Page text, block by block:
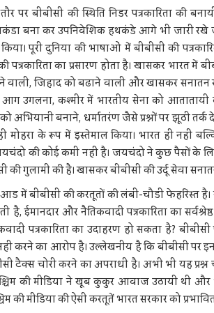
बीबीसी की स्थिति निडर पत्रकारिता की
बना कर उपनिवेशिक हथकंडे आगे भी जारी रखे
पूरी दुनिया की भाषाओं में बीबीसी की
का प्रसारण होता है। खासकर भारत में
जिहाद को बढाने वाली और खासकर सनातन
आग उगलना, कश्मीर में भारतीय सेना को
अभियानी बनाने, धर्मातरंण जैसे प्रश्नों पर झूठी
मोहरा के रूप में इस्तेमाल किया। भारत ही
की कोई कमी नहीं है। जयचंदो ने कुछ पैसों के
की गुलामी की है। खासकर बीबीसी की उर्दू सेवा
आड में बीबीसी की करतूतों की लंबी-चौडी
ईमानदार और नैतिकवादी पत्रकारिता का
पत्रकारिता का उदाहरण हो सकता है?
करने का आरोप है। उल्लेखनीय है कि बीबीसी पर
टैक्स चोरी करने का अपराधी है। अभी भी यह
की मीडिया ने खूब कुकुर आवाज उठायी थी और
की मीडिया की ऐसी करतूतें भारत सरकार को